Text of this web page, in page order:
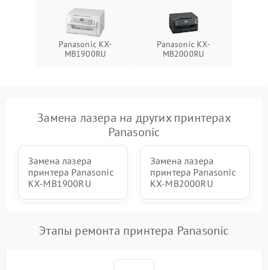
Panasonic KX-
MB1900RU
Panasonic KX-
MB2000RU
Замена лазера на других принтерах
Panasonic
Замена лазера
принтера Panasonic
KX-MB1900RU
Замена лазера
принтера Panasonic
KX-MB2000RU
Этапы ремонта принтера Panasonic